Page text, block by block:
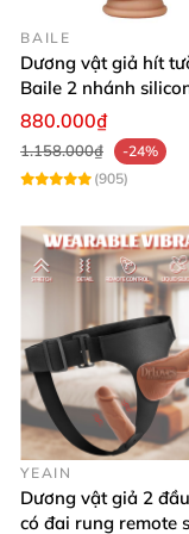
Danh mục
1.Thông số
Patilla Alex
—Ảnh chụp
BAILE
Dương vật giả hít
Baile 2 nhánh
cao cấp
880.000₫
1.158.000₫
-24%
(905)
YEAIN
Dương vật giả 2
có đai rung remote